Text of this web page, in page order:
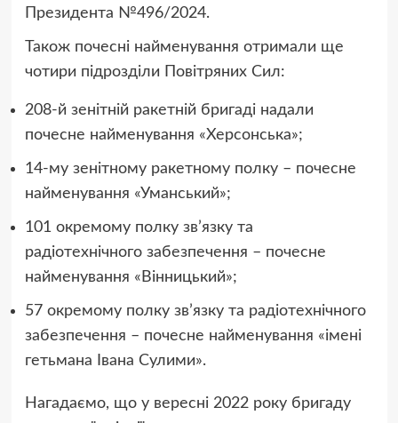
Президента №496/2024.
Також почесні найменування отримали ще
чотири підрозділи Повітряних Сил:
208-й зенітній ракетній бригаді надали
почесне найменування «Херсонська»;
14-му зенітному ракетному полку – почесне
найменування «Уманський»;
101 окремому полку зв’язку та
радіотехнічного забезпечення – почесне
найменування «Вінницький»;
57 окремому полку зв’язку та радіотехнічного
забезпечення – почесне найменування «імені
гетьмана Івана Сулими».
Нагадаємо, що у вересні 2022 року бригаду